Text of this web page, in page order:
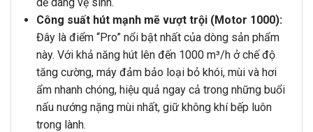
Công suất hút mạnh mẽ vượt trội (Motor 1000):
Đây là điểm “Pro” nổi bật nhất của dòng sản phẩm
này. Với khả năng hút lên đến 1000 m³/h ở chế độ
tăng cường, máy đảm bảo loại bỏ khói, mùi và hơi
ẩm nhanh chóng, hiệu quả ngay cả trong những buổi
nấu nướng nặng mùi nhất, giữ không khí bếp luôn
trong lành.